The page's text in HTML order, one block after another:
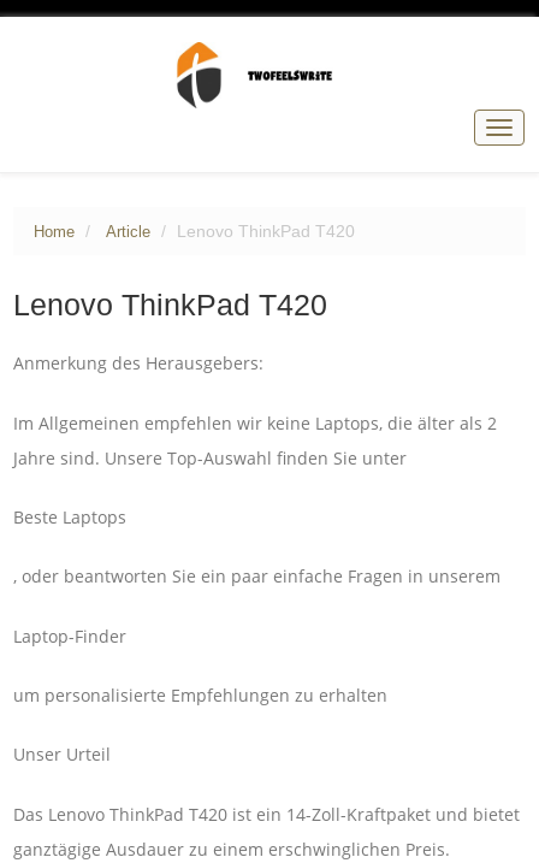
Home Article Lenovo ThinkPad T420
Lenovo ThinkPad T420
Anmerkung des Herausgebers:
Im Allgemeinen empfehlen wir keine Laptops, die älter als 2
Jahre sind. Unsere Top-Auswahl finden Sie unter
Beste Laptops
, oder beantworten Sie ein paar einfache Fragen in unserem
Laptop-Finder
um personalisierte Empfehlungen zu erhalten
Unser Urteil
Das Lenovo ThinkPad T420 ist ein 14-Zoll-Kraftpaket und bietet
ganztägige Ausdauer zu einem erschwinglichen Preis.